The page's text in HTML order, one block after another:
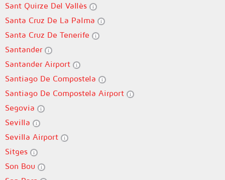
Sant Quirze Del Vallès
Santa Cruz De La Palma
Santa Cruz De Tenerife
Santander
Santander Airport
Santiago De Compostela
Santiago De Compostela Airport
Segovia
Sevilla
Sevilla Airport
Sitges
Son Bou